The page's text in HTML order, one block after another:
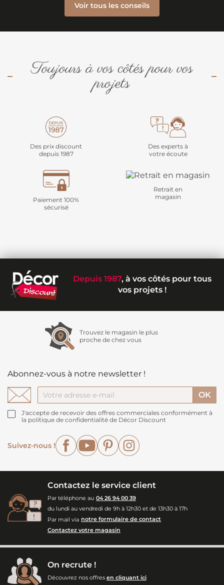
Voir tous les conseils
Toujours à vos côtés pour vos
projets
Des prix discount
depuis 1987
Des experts à
votre écoute
Paiement 100%
sécurisé
Retrait en
magasin
Depuis 1987, à vos côtés pour tous
vos projets !
Trouvez le magasin le plus
proche de chez vous
Abonnez-vous à notre newsletter !
J'accepte de recevoir des offres commerciales conformément à
la politique de confidentialité de Décor Discount
Suivez-nous !
FacebookYouTubePinterest
Contactez le service client
Par téléphone au 04 26 94 00 39
du lundi au vendredi de 9h à 12h30 et de 13h30 à 17h
Par mail via notre formulaire de contact
Contactez votre magasin
On recrute !
Découvrez nos offres en cliquant ici